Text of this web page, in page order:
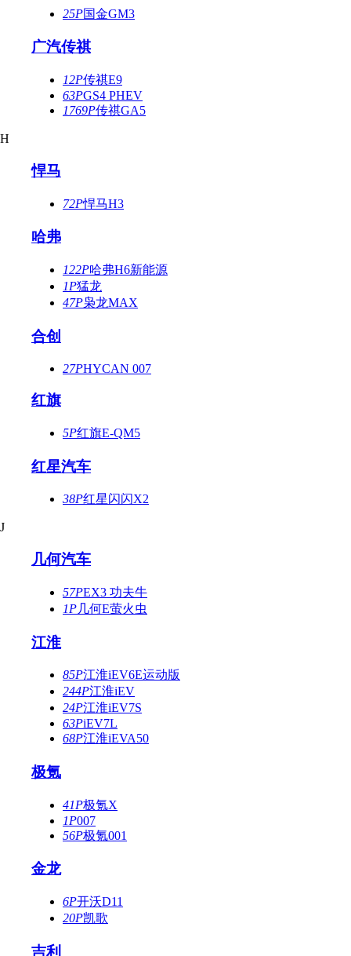
25P国金GM3
广汽传祺
12P传祺E9
63PGS4 PHEV
1769P传祺GA5
H
悍马
72P悍马H3
哈弗
122P哈弗H6新能源
1P猛龙
47P枭龙MAX
合创
27PHYCAN 007
红旗
5P红旗E-QM5
红星汽车
38P红星闪闪X2
J
几何汽车
57PEX3 功夫牛
1P几何E萤火虫
江淮
85P江淮iEV6E运动版
244P江淮iEV
24P江淮iEV7S
63PiEV7L
68P江淮iEVA50
极氪
41P极氪X
1P007
56P极氪001
金龙
6P开沃D11
20P凯歌
吉利